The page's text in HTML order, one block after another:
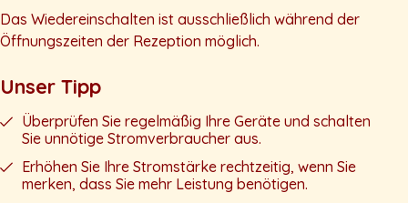
Das Wiedereinschalten ist ausschließlich während der
Öffnungszeiten der Rezeption möglich.
Unser Tipp
Überprüfen Sie regelmäßig Ihre Geräte und schalten
Sie unnötige Stromverbraucher aus.
Erhöhen Sie Ihre Stromstärke rechtzeitig, wenn Sie
merken, dass Sie mehr Leistung benötigen.